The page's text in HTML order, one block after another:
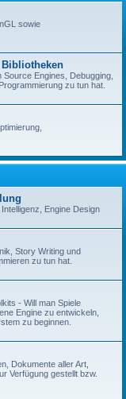
sowie
Source Engines, Debugging,
zu tun hat.
Engine Design
Story Writing und
zu tun hat.
- Will man Spiele
Engine zu entwickeln,
zu beginnen.
Dokumente aller Art,
Verfügung gestellt bzw.